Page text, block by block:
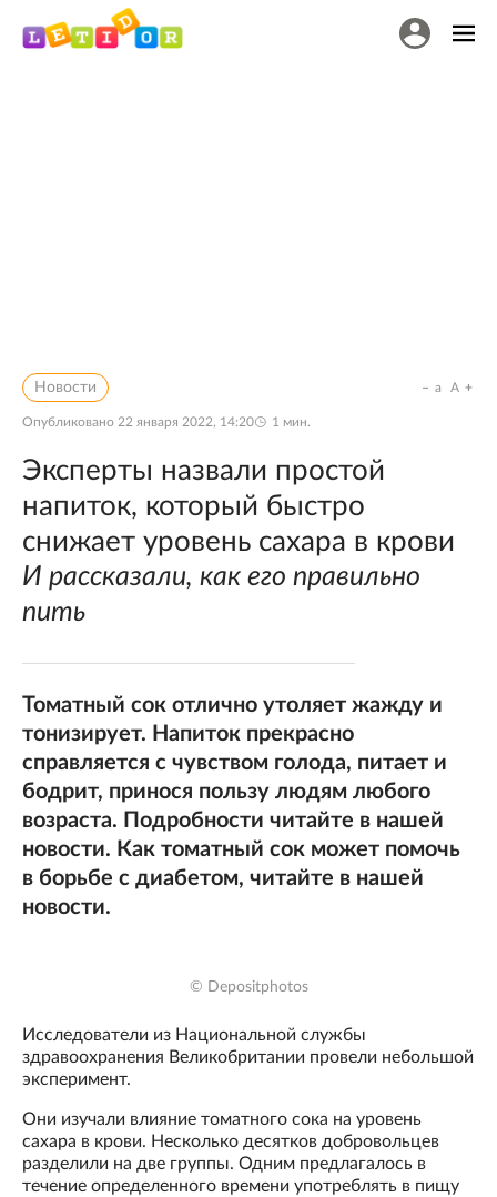
Новости
Опубликовано 22 января 2022, 14:20 1 мин.
a A
Эксперты назвали простой
напиток, который быстро
снижает уровень сахара в крови
И рассказали, как его правильно
пить
Томатный сок отлично утоляет жажду и
тонизирует. Напиток прекрасно
справляется с чувством голода, питает и
бодрит, принося пользу людям любого
возраста. Подробности читайте в нашей
новости. Как томатный сок может помочь
в борьбе с диабетом, читайте в нашей
новости.
© Depositphotos
Исследователи из Национальной службы
здравоохранения Великобритании провели небольшой
эксперимент.
Они изучали влияние томатного сока на уровень
сахара в крови. Несколько десятков добровольцев
разделили на две группы. Одним предлагалось в
течение определенного времени употреблять в пищу